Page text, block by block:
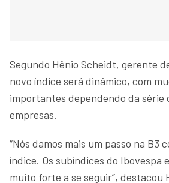
Segundo Hênio Scheidt, gerente
novo índice será dinâmico, com
importantes dependendo da série
empresas.
“Nós damos mais um passo na B3
índice. Os subíndices do Ibovespa
muito forte a se seguir”, destacou